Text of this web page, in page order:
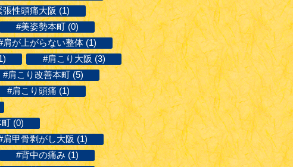
張性頭痛大阪 (1)
#美姿勢本町 (0)
肩が上がらない整体 (1)
#肩こり大阪 (3)
#肩こり改善本町 (5)
#肩こり頭痛 (1)
(0)
肩甲骨剥がし大阪 (1)
#背中の痛み (1)